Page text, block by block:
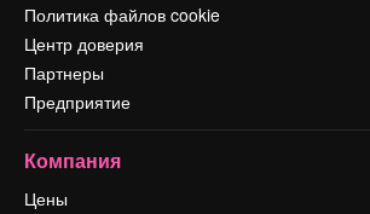
Политика файлов cookie
Центр доверия
Партнеры
Предприятие
Компания
Цены